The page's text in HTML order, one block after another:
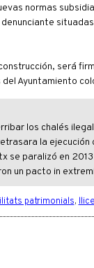
normas
será
Ayuntamiento
los chalés
la
se paralizó en
un pacto in
patrimonials,